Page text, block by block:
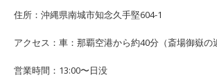
住所：沖縄県南城市知念久手堅604-1
アクセス：車：那覇空港から約40分（斎場御嶽の
営業時間：13:00〜日没